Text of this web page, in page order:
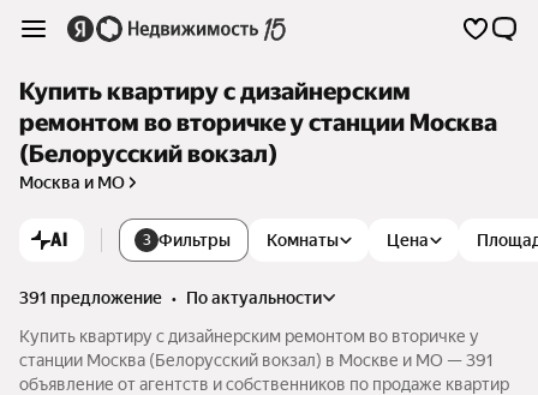
Купить квартиру с дизайнерским
ремонтом во вторичке у станции Москва
(Белорусский вокзал)
Москва и МО
AI 3 Фильтры Комнаты Цена
391 предложение •
по актуальности
Купить квартиру с дизайнерским ремонтом во вторичке у
станции Москва (Белорусский вокзал) в Москве и МО — 391
объявление от агентств и собственников по продаже квартир